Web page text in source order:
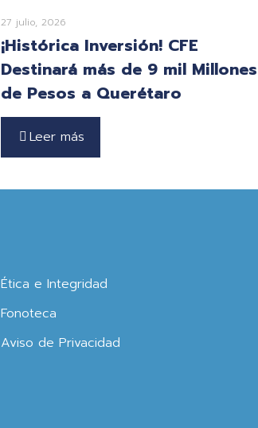
27 julio, 2026
¡Histórica Inversión! CFE
Destinará más de 9 mil Millones
de Pesos a Querétaro
Leer más
Ética e Integridad
Fonoteca
Aviso de Privacidad